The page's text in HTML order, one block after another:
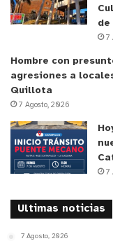
densidad
que requiere
entrar
distancia de
4×2.5 ó 5×2 m,
trabajando
productores de
Se puede
“Sí. Se puede
peatonal, que
de
7
Hombre con
agresiones a
Quillota
7 Agosto, 2026
7
Ultimas noticias
7 Agosto, 2026